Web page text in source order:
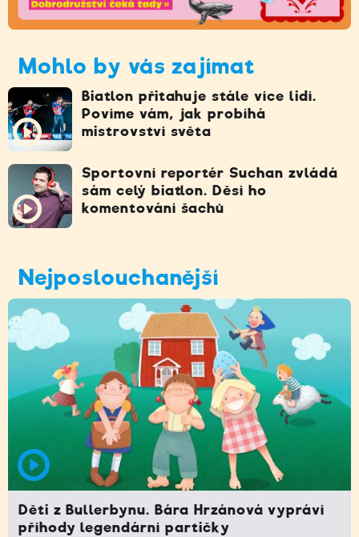
Mohlo by vás zajímat
Biatlon přitahuje stále více lidí.
Povíme vám, jak probíhá
mistrovství světa
Sportovní reportér Suchan zvládá
sám celý biatlon. Děsí ho
komentování šachů
Nejposlouchanější
Děti z Bullerbynu. Bára Hrzánová vypráví
příhody legendární partičky